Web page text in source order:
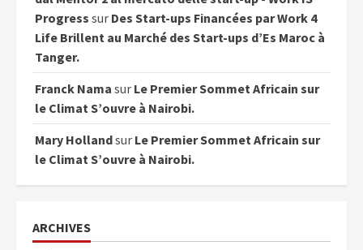
Progress sur Des Start-ups Financées par Work 4
Life Brillent au Marché des Start-ups d’Es Maroc à
Tanger.
Franck Nama sur Le Premier Sommet Africain sur
le Climat S’ouvre à Nairobi.
Mary Hollandsur Le Premier Sommet Africain sur
le Climat S’ouvre à Nairobi.
ARCHIVES